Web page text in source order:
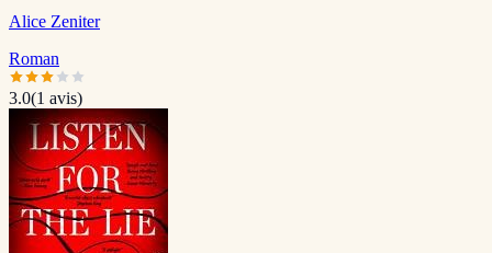
Alice Zeniter
Roman
3.0(1 avis)